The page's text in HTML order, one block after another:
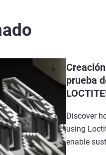
prueba
LOCTITE
Discover
using
enable